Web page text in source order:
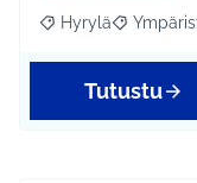
Rajaa tulokset
Hyrylä Rajaa
Tutustu